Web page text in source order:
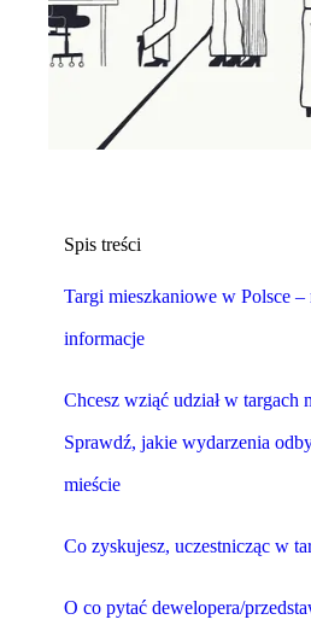
Spis treści
Targi mieszkaniowe w Polsce –
informacje
Chcesz wziąć udział w targach
Sprawdź, jakie wydarzenia
mieście
Co zyskujesz, uczestnicząc w
O co pytać dewelopera/